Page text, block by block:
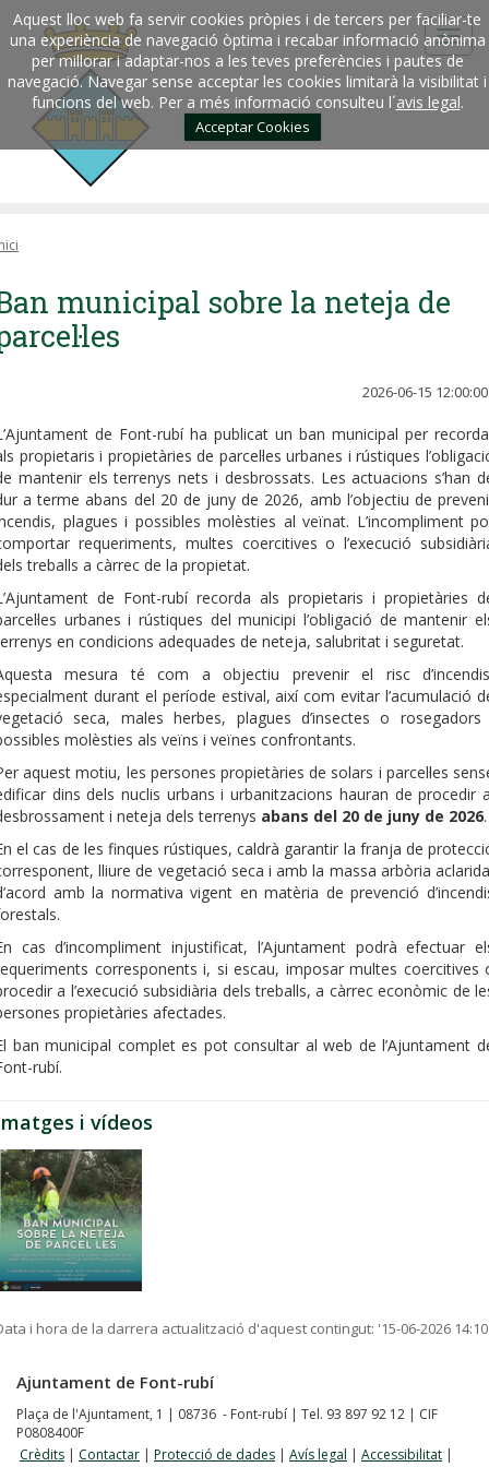
Aquest lloc web fa servir cookies pròpies i de tercers per faciliar-te
una experiència de navegació òptima i recabar informació anònima
per millorar i adaptar-nos a les teves preferències i pautes de
navegació. Navegar sense acceptar les cookies limitarà la visibilitat i
funcions del web. Per a més informació consulteu l´avis legal.
Acceptar Cookies
municipal sobre la neteja de
2026-06-15 12:00:00
de Font-rubí ha publicat un ban municipal per
propietaris i propietàries de parcel·les urbanes i rústiques
mantenir els terrenys nets i desbrossats. Les actuacions s’han
a terme abans del 20 de juny de 2026, amb l’objectiu de
plagues i possibles molèsties al veïnat. L’incompliment
requeriments, multes coercitives o l’execució
treballs a càrrec de la propietat.
de Font-rubí recorda als propietaris i propietàries
urbanes i rústiques del municipi l’obligació de mantenir
en condicions adequades de neteja, salubritat i seguretat.
mesura té com a objectiu prevenir el risc
durant el període estival, així com evitar l’acumulació
seca, males herbes, plagues d’insectes o
molèsties als veïns i veïnes confrontants.
aquest motiu, les persones propietàries de solars i parcel·les
dins dels nuclis urbans i urbanitzacions hauran de procedir
i neteja dels terrenys abans del 20 de juny de 2026.
el cas de les finques rústiques, caldrà garantir la franja de
lliure de vegetació seca i amb la massa arbòria
amb la normativa vigent en matèria de prevenció
cas d’incompliment injustificat, l’Ajuntament podrà efectuar
corresponents i, si escau, imposar multes coercitives
a l’execució subsidiària dels treballs, a càrrec econòmic de
propietàries afectades.
ban municipal complet es pot consultar al web de l’Ajuntament
rubí.
i vídeos
i hora de la darrera actualització d'aquest contingut: '15-06-2026 14:10
Ajuntament de Font-rubí
Plaça de l'Ajuntament, 1 | 08736 - Font-rubí | Tel. 93 897 92 12 | CIF
P0808400F
Crèdits | Contactar | Protecció de dades | Avís legal | Accessibilitat |